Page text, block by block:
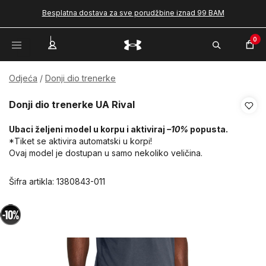
Besplatna dostava za sve porudžbine iznad 99 BAM
0
Odjeća Donji dio trenerke
Donji dio trenerke UA Rival
Ubaci željeni model u korpu i aktiviraj –10% popusta.
*Tiket se aktivira automatski u korpi!
Ovaj model je dostupan u samo nekoliko veličina.
Šifra artikla: 1380843-011